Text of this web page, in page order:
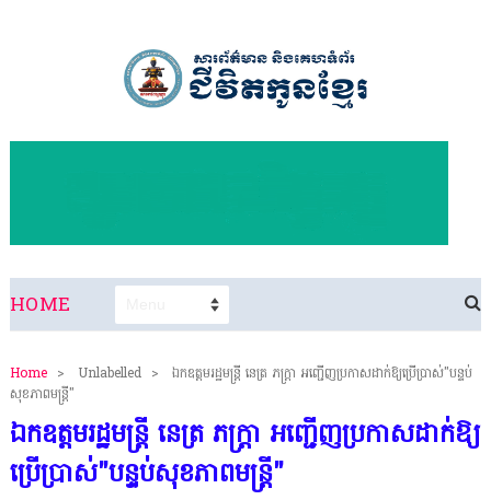
HOME
Home > Unlabelled >
ឯកឧត្តមរដ្ឋមន្ត្រី នេត្រ ភក្ត្រា អញ្ជើញប្រកាសដាក់ឱ្យប្រើប្រាស់"បន្ទប់
សុខភាពមន្ត្រី"
ឯកឧត្តមរដ្ឋមន្ត្រី នេត្រ ភក្ត្រា អញ្ជើញប្រកាសដាក់ឱ្យ
ប្រើប្រាស់"បន្ទប់សុខភាពមន្ត្រី"